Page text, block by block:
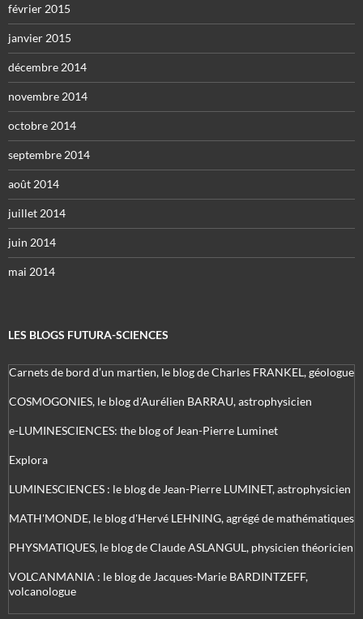
février 2015
janvier 2015
décembre 2014
novembre 2014
octobre 2014
septembre 2014
août 2014
juillet 2014
juin 2014
mai 2014
LES BLOGS FUTURA-SCIENCES
Carnets de bord d’un martien, le blog de Charles FRANKEL, géologue
COSMOGONIES, le blog d'Aurélien BARRAU, astrophysicien
e-LUMINESCIENCES: the blog of Jean-Pierre Luminet
Explora
LUMINESCIENCES : le blog de Jean-Pierre LUMINET, astrophysicien
MATH'MONDE, le blog d'Hervé LEHNING, agrégé de mathématiques
PHYSMATIQUES, le blog de Claude ASLANGUL, physicien théoricien
VOLCANMANIA : le blog de Jacques-Marie BARDINTZEFF,
volcanologue